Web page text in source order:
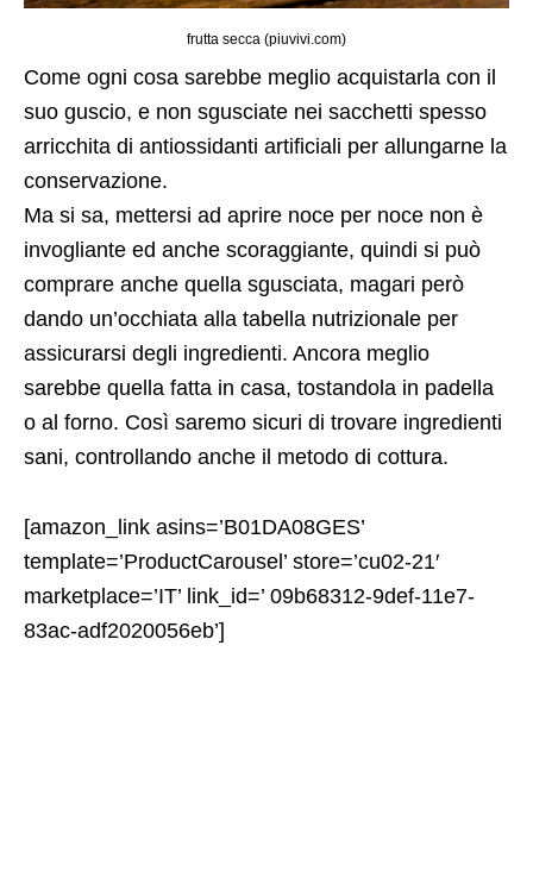
frutta secca (piuvivi.com)
Come ogni cosa sarebbe meglio acquistarla con il
suo guscio, e non sgusciate nei sacchetti spesso
arricchita di antiossidanti artificiali per allungarne la
conservazione.
Ma si sa, mettersi ad aprire noce per noce non è
invogliante ed anche scoraggiante, quindi si può
comprare anche quella sgusciata, magari però
dando un’occhiata alla tabella nutrizionale per
assicurarsi degli ingredienti. Ancora meglio
sarebbe quella fatta in casa, tostandola in padella
o al forno. Così saremo sicuri di trovare ingredienti
sani, controllando anche il metodo di cottura.
[amazon_link asins=’B01DA08GES’
template=’ProductCarousel’ store=’cu02-21′
marketplace=’IT’ link_id=’ 09b68312-9def-11e7-
83ac-adf2020056eb’]